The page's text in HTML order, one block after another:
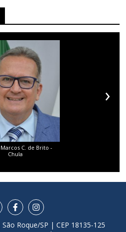
C. de Brito -
Chula
›
Roque/SP | CEP 18135-125